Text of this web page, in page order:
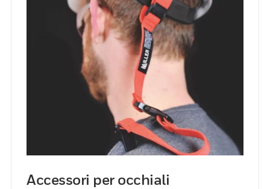
Accessori per occhiali